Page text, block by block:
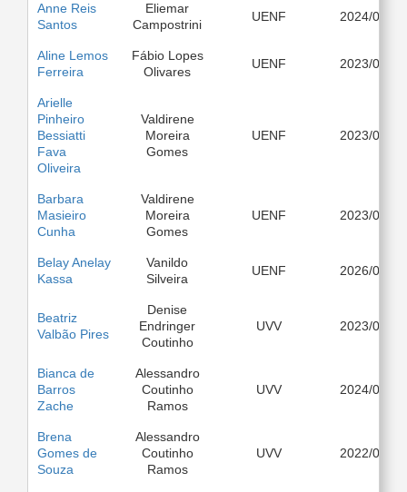
Anne Reis
Santos
Eliemar
Campostrini
UENF 2024/08
Aline Lemos
Ferreira
Fábio Lopes
Olivares
UENF 2023/03
Arielle
Pinheiro
Bessiatti
Fava
Oliveira
Valdirene
Moreira
Gomes
UENF 2023/03
Barbara
Masieiro
Cunha
Valdirene
Moreira
Gomes
UENF 2023/03
Belay Anelay
Kassa
Vanildo
Silveira
UENF 2026/03
Beatriz
Valbão Pires
Denise
Endringer
Coutinho
UVV 2023/03
Bianca de
Barros
Zache
Alessandro
Coutinho
Ramos
UVV 2024/03
Brena
Gomes de
Souza
Alessandro
Coutinho
Ramos
UVV 2022/03